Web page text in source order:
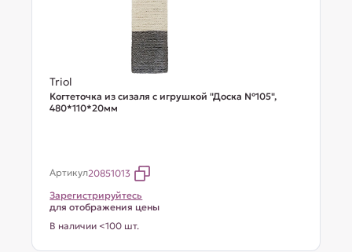
Triol
Когтеточка из сизаля с игрушкой "Доска №105",
480*110*20мм
Артикул20851013
Зарегистрируйтесь
для отображения цены
В наличии <100 шт.